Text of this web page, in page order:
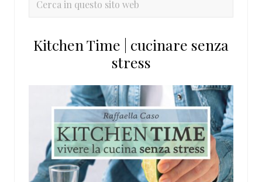
sito
Kitchen Time | cucinare senza
stress